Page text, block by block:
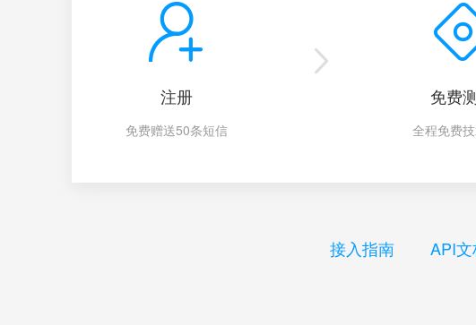
注册
免费赠送50条短信
免费
全程免费
接入指南 API文